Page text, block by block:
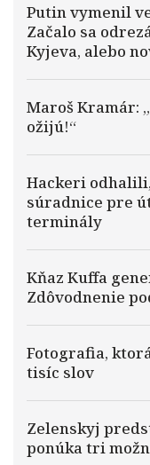
Putin vymenil
Začalo sa
Kyjeva, alebo
Maroš Kramár:
ožijú!“
Hackeri
súradnice pre
terminály
Kňaz Kuffa
Zdôvodnenie
Fotografia,
tisíc slov
Zelenskyj
ponúka tri